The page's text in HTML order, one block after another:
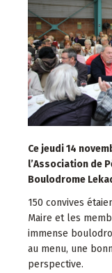
Ce jeudi 14
l’Association de
Boulodrome
150 convives
Maire et les
immense
au menu, une
perspective.